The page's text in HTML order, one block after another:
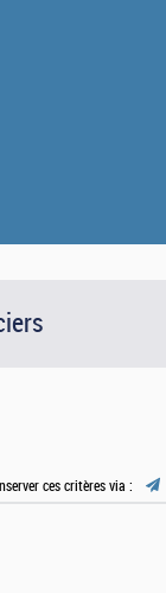
ces critères via :